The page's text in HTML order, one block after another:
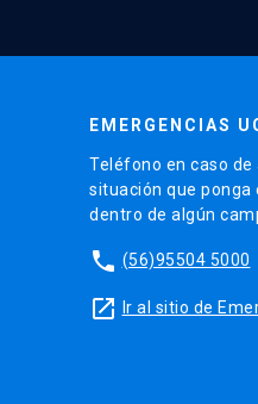
EMERGENCIAS
Teléfono en caso de
situación que ponga
dentro de algún
phone (56)95504 5000
launch Ir al sitio de